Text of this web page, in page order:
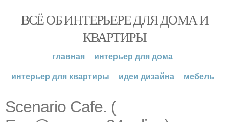
ВСЁ ОБ ИНТЕРЬЕРЕ ДЛЯ ДОМА И
КВАРТИРЫ
главная
интерьер для дома
интерьер для квартиры
идеи дизайна мебель
Scenario Cafe. (